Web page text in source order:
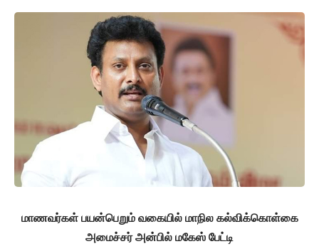
மாணவர்கள் பயன்பெறும் வகையில் மாநில கல்விக்கொள்கை
அமைச்சர் அன்பில் மகேஸ் பேட்டி